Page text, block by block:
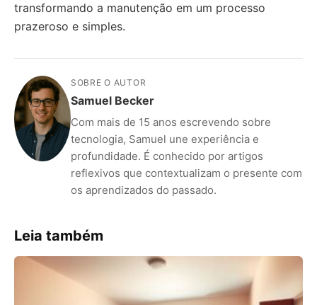
transformando a manutenção em um processo
prazeroso e simples.
SOBRE O AUTOR
Samuel Becker
Com mais de 15 anos escrevendo sobre
tecnologia, Samuel une experiência e
profundidade. É conhecido por artigos
reflexivos que contextualizam o presente com
os aprendizados do passado.
Leia também